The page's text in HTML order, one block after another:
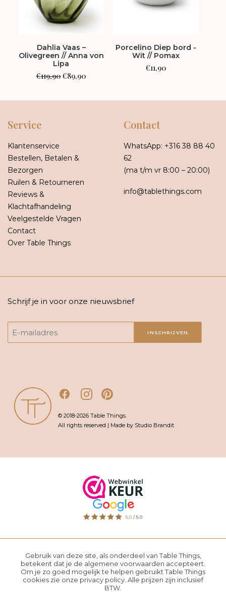
Dahlia Vaas –
Olivegreen // Anna von
Lipa
€119,90Oorspronkelijke
€119,90.
€89,90Huidige
€89,90.
Porcelino Diep bord -
Wit // Pomax
€11,90
Service
Klantenservice
Bestellen, Betalen &
Bezorgen
Ruilen & Retourneren
Reviews &
Klachtafhandeling
Veelgestelde Vragen
Contact
Over Table Things
Contact
WhatsApp: +316 38 88 40
62
(ma t/m vr 8:00 – 20:00)
info@tablethings.com
Schrijf je in voor onze nieuwsbrief
INSCHRIJVEN
© 2018-2026 Table Things.
All rights reserved | Made by Studio Brandit
Gebruik van deze site, als onderdeel van Table Things,
betekent dat je de algemene voorwaarden accepteert.
Om je zo goed mogelijk te helpen gebruikt Table Things
cookies zie onze privacy policy . Alle prijzen zijn inclusief
BTW.